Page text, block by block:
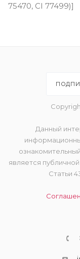
75470, CI 77499)]
Данный
является
Статьи